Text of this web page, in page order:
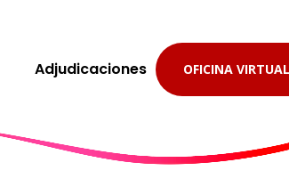
Adjudicaciones OFICINA VIRTUAL